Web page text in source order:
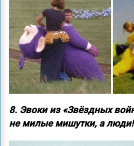
8. Эвоки из «Звёздных
не милые мишутки, а люди!